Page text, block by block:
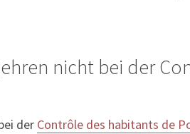
nicht bei der
der Contrôle des habitants de